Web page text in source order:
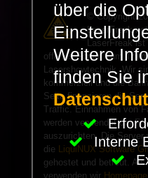
© Copyright
LaserFreak.net
LaserFreak ist
offenes Forum zum
Lasershowtechnik. Wir
kommerziell und die
Seite finanzieren die
Traffic. Einnahmen von
werden verwendet um
auszurichten. Die Server
die LiquiNUX Software
gehostet und betreut. Als
verwenden wir
über die
Weitere
finden Sie
Interne